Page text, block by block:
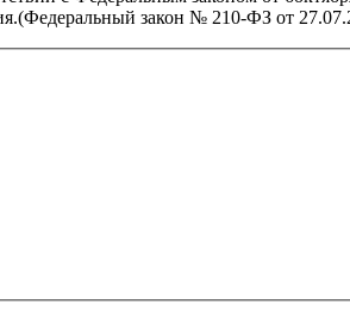
закон № 210-ФЗ от